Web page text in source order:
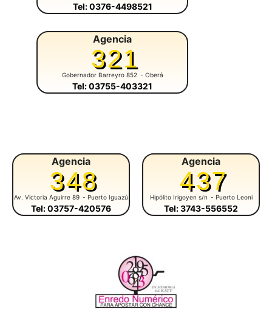
Tel: 0376-4498521
Agencia
321
Gobernador Barreyro 852 - Oberá
Tel: 03755-403321
Agencia
348
Av. Victoria Aguirre 89 - Puerto Iguazú
Tel: 03757-420576
Agencia
437
Hipólito Irigoyen s/n - Puerto Leoni
Tel: 3743-556552